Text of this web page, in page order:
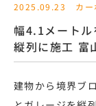
2025.09.23 カ
幅4.1メートル
縦列に施工 富
建物から境界ブ